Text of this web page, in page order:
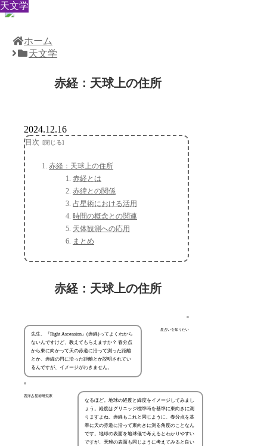
ホーム
天文学
赤経：天球上の住所
天文学
2024.12.16
目次
赤経：天球上の住所
赤経とは
赤緯との関係
占星術における活用
時間の概念との関連
天体観測への応用
まとめ
赤経：天球上の住所
星占いを知りたい
先生、『Right Ascension』(赤経)ってよくわから
ないんですけど、教えてもらえますか？ 春分点
から東に向かって天の赤道に沿って測った距離
とか、赤緯の円に沿った距離とか説明されてい
るんですが、イメージがわきません。
西洋占星術研究家
なるほど。地球の経度と緯度をイメージしてみまし
ょう。経度はグリニッジ標準時を基準に東向きに測
りますよね。赤経もこれと同じように、春分点を基
準に天の赤道に沿って東向きに測る角度のことなん
です。地球の表面を地球儀で考えるとわかりやすい
ですが、天球の表面も同じように考えてみると良い
天文学
天文学
天文学
天文学
天文学
天文学
天文学
天文学